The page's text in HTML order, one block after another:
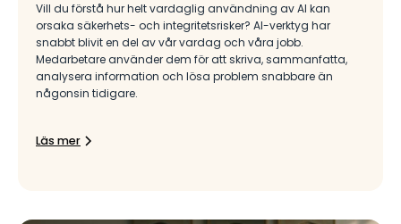
Vill du förstå hur helt vardaglig användning av AI kan
orsaka säkerhets- och integritetsrisker? AI-verktyg har
snabbt blivit en del av vår vardag och våra jobb.
Medarbetare använder dem för att skriva, sammanfatta,
analysera information och lösa problem snabbare än
någonsin tidigare.
Läs mer